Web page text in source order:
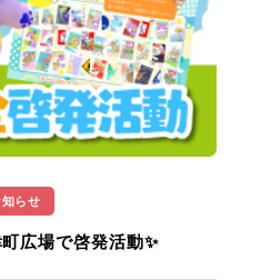
知らせ
広場で啓発活動✨